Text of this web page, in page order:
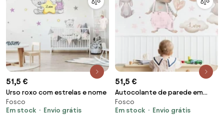
51,5 €
Urso roxo com estrelas e nome
Fosco
Em stock
Envio grátis
51,5 €
Autocolante de parede em
aguarela - Coelhinhos cor-de-
rosa
Fosco
Em stock
Envio grátis